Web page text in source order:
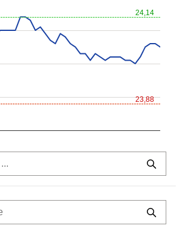
24,14
23,88